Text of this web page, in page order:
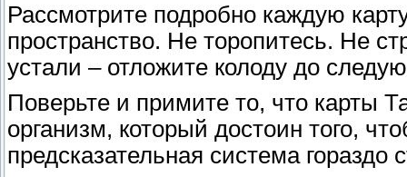
Рассмотрите подробно каждую
пространство. Не торопитесь. Не
устали – отложите колоду до
Поверьте и примите то, что карты
организм, который достоин того,
предсказательная система